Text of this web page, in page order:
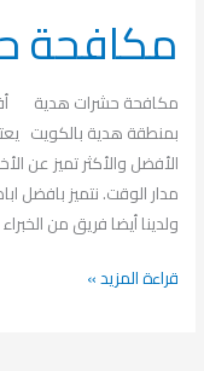
مكافحة
مكافحة حشرات هدية
بمنطقة هدية بالكويت
الأفضل والأكثر تميز عن
مدار الوقت. نتميز بافضل
ولدينا أيضا فريق من
قراءة المزيد »